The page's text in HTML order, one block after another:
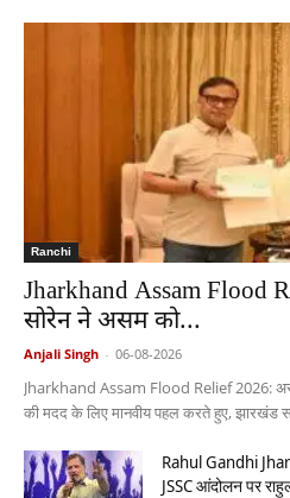
Ranchi
Jharkhand Assam Flood
सोरेन ने असम को...
Anjali Singh - 06-08-2026
Jharkhand Assam Flood Relief 2026:
की मदद के लिए मानवीय पहल करते हुए, झारखंड
Rahul Gandhi
JSSC आंदोलन पर